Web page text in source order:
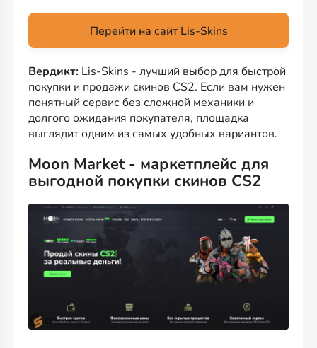
Перейти на сайт Lis-Skins
Вердикт: Lis-Skins - лучший выбор для быстрой
покупки и продажи скинов CS2. Если вам нужен
понятный сервис без сложной механики и
долгого ожидания покупателя, площадка
выглядит одним из самых удобных вариантов.
Moon Market - маркетплейс для
выгодной покупки скинов CS2